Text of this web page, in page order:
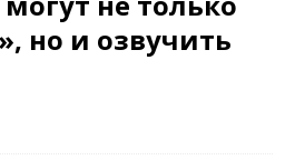
но и озвучить